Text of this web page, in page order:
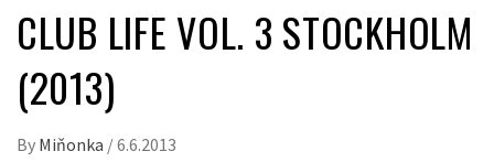
CLUB LIFE VOL. 3 STOCKHOLM
(2013)
By Miňonka /6.6.2013